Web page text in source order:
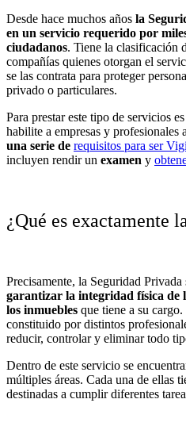
Desde hace muchos años la
en un servicio requerido por
ciudadanos. Tiene la clasificación
compañías quienes otorgan el
se las contrata para proteger
privado o particulares.
Para prestar este tipo de servicios
habilite a empresas y profesionales
una serie de requisitos para ser
incluyen rendir un examen y
¿Qué es exactamente
Precisamente, la Seguridad Privada
garantizar la integridad física de
los inmuebles que tiene a su cargo.
constituido por distintos
reducir, controlar y eliminar todo
Dentro de este servicio se
múltiples áreas. Cada una de ellas
destinadas a cumplir diferentes